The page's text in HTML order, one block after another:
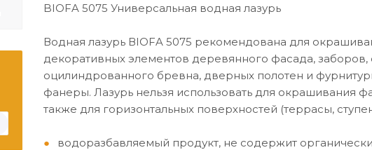
BIOFA 5075 Универсальная водная лазурь
Водная лазурь ВIOFA 5075 рекомендована для
декоративных элементов деревянного фасада,
оцилиндрованного бревна, дверных полотен и
фанеры. Лазурь нельзя использовать для окрашивания
также для горизонтальных поверхностей (террасы,
водоразбавляемый продукт, не содержит